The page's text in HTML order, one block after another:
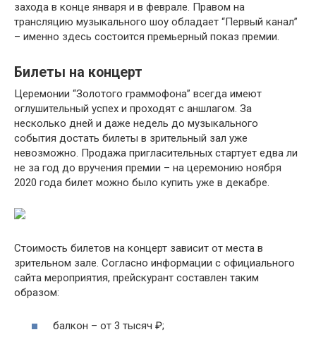
захода в конце января и в феврале. Правом на
трансляцию музыкального шоу обладает “Первый канал”
– именно здесь состоится премьерный показ премии.
Билеты на концерт
Церемонии “Золотого граммофона” всегда имеют
оглушительный успех и проходят с аншлагом. За
несколько дней и даже недель до музыкального
события достать билеты в зрительный зал уже
невозможно. Продажа пригласительных стартует едва ли
не за год до вручения премии – на церемонию ноября
2020 года билет можно было купить уже в декабре.
Стоимость билетов на концерт зависит от места в
зрительном зале. Согласно информации с официального
сайта мероприятия, прейскурант составлен таким
образом:
балкон – от 3 тысяч ₽;